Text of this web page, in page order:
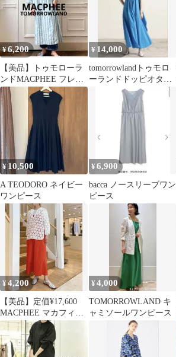
¥6,200
【美品】トゥモローラ
ンドMACPHEE フレン
チリネンギャザーワン
ピース
¥ 14,000
tomorrowlandトゥモロ
ーランドドッピオタイ
プライター マキシワン
¥ 10,500
A TEODORO ネイビー
ワンピース
¥6,900
bacca ノースリーブワン
ピース
¥4,200
【美品】定価¥17,600
MACPHEE マカフィー
キャミワンピ
¥4,000
TOMORROWLAND キ
ャミソールワンピース